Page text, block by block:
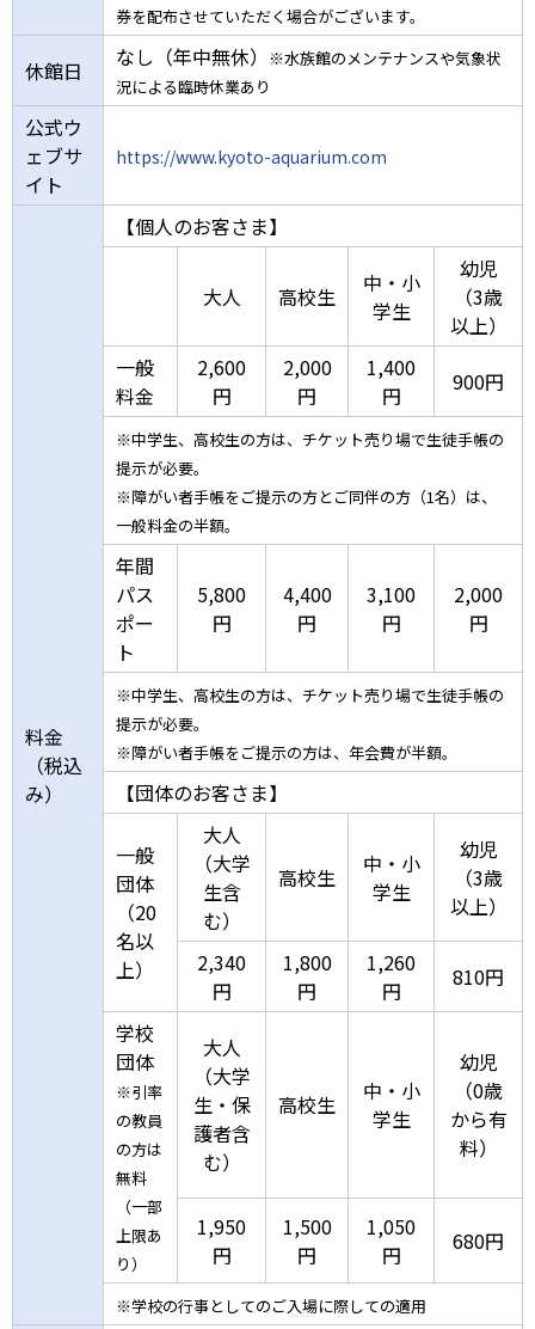
券を配布させていただく場合がございます。
休館日 なし（年中無休）
※水族館のメンテナンスや気象状
況による臨時休業あり
公式ウ
ェブサ
イト
https://www.kyoto-aquarium.com
料金
（税込
み）
【個人のお客さま】
大人 高校生
中・小
学生
幼児
（3歳
以上）
一般
料金
2,600
円
2,000
円
1,400
円
900円
※中学生、高校生の方は、チケット売り場で生徒手帳の
提示が必要。
※障がい者手帳をご提示の方とご同伴の方（1名）は、
一般料金の半額。
年間
パス
ポー
ト
5,800
円
4,400
円
3,100
円
2,000
円
※中学生、高校生の方は、チケット売り場で生徒手帳の
提示が必要。
※障がい者手帳をご提示の方は、年会費が半額。
【団体のお客さま】
一般
団体
（20
名以
上）
大人
（大学
生含
む）
高校生
中・小
学生
幼児
（3歳
以上）
2,340
円
1,800
円
1,260
円
810円
学校
団体
※引率
の教員
の方は
無料
（一部
上限あ
り）
大人
（大学
生・保
護者含
む）
高校生
中・小
学生
幼児
（0歳
から有
料）
1,950
円
1,500
円
1,050
円
680円
※学校の行事としてのご入場に際しての適用